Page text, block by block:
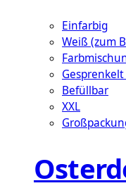
Einfarbig
Weiß (zum
Befüllbar
XXL